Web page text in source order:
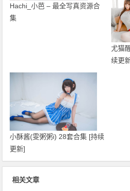
Hachi_小芭 – 最全写真资源合
集
尤猫
续更
小酥酱(雯粥粥i) 28套合集 [持续
更新]
相关文章